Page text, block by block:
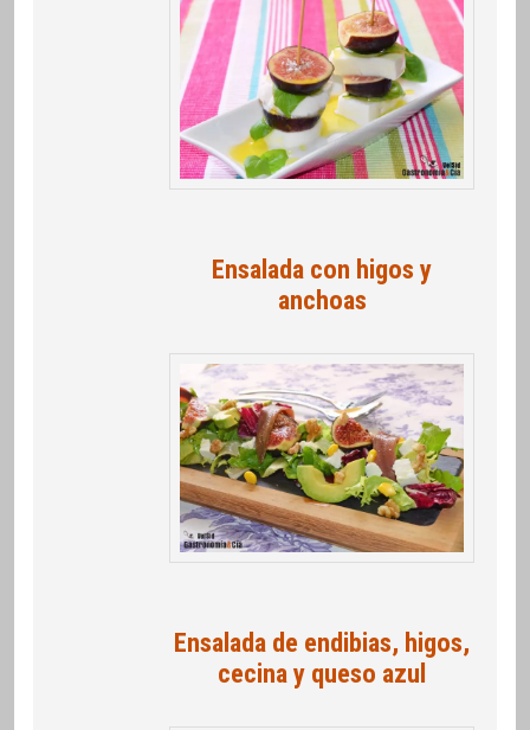
Ensalada con higos y
anchoas
Ensalada de endibias, higos,
cecina y queso azul